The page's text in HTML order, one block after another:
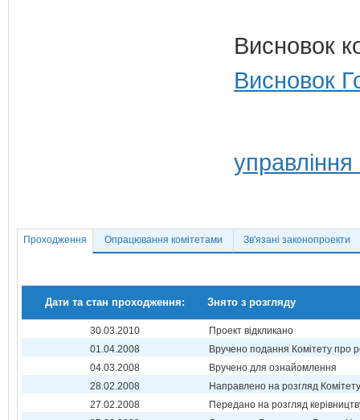
Висновок
Висновок
Проходження Опрацювання комітетами Зв'язані законопроекти
Дати та стан проходження: Знято з розгляду
30.03.2010
Проект відкликано
01.04.2008
Вручено подання Комітету про
04.03.2008
Вручено для ознайомлення
28.02.2008
Направлено на розгляд Комітету
27.02.2008
Передано на розгляд